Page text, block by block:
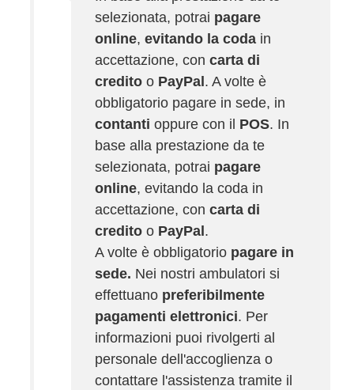
selezionata, potrai pagare
online, evitando la coda in
accettazione, con carta di
credito o PayPal . A volte è
obbligatorio pagare in sede, in
contanti oppure con il POS. In
base alla prestazione da te
selezionata, potrai pagare
online, evitando la coda in
accettazione, con carta di
credito o PayPal .
A volte è obbligatorio pagare in
sede. Nei nostri ambulatori si
effettuano preferibilmente
pagamenti elettronici. Per
informazioni puoi rivolgerti al
personale dell'accoglienza o
contattare l'assistenza tramite il